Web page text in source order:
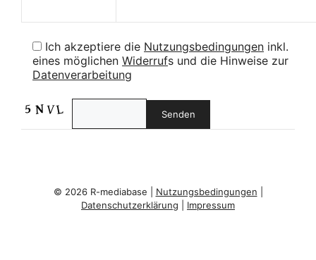
Ich akzeptiere die Nutzungsbedingungen inkl.
eines möglichen Widerrufs und die Hinweise zur
Datenverarbeitung
© 2026 R-mediabase | Nutzungsbedingungen
Datenschutzerklärung
Impressum